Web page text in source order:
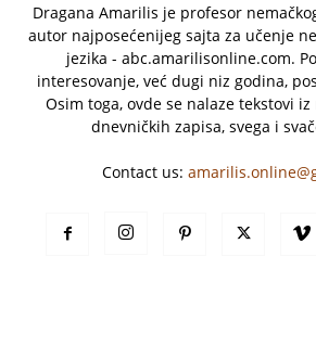
Dragana Amarilis je profesor
autor najposećenijeg sajta za učenje
jezika - abc.amarilisonline.com.
interesovanje, već dugi niz godina,
Osim toga, ovde se nalaze tekstovi
dnevničkih zapisa, svega i
Contact us: